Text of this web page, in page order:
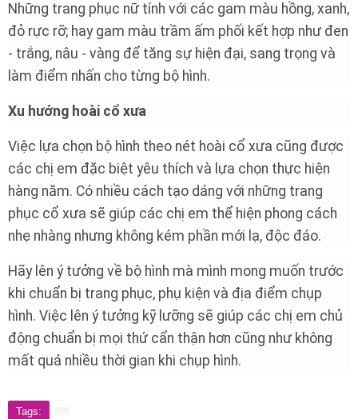
Những trang phục nữ tính với các gam màu hồng, xanh,
đỏ rực rỡ; hay gam màu trầm ấm phối kết hợp như đen
- trắng, nâu - vàng để tăng sự hiện đại, sang trọng và
làm điểm nhấn cho từng bộ hình.
Xu hướng hoài cổ xưa
Việc lựa chọn bộ hình theo nét hoài cổ xưa cũng được
các chị em đặc biệt yêu thích và lựa chọn thực hiện
hàng năm. Có nhiều cách tạo dáng với những trang
phục cổ xưa sẽ giúp các chị em thể hiện phong cách
nhẹ nhàng nhưng không kém phần mới lạ, độc đáo.
Hãy lên ý tưởng về bộ hình mà mình mong muốn trước
khi chuẩn bị trang phục, phụ kiện và địa điểm chụp
hình. Việc lên ý tưởng kỹ lưỡng sẽ giúp các chị em chủ
động chuẩn bị mọi thứ cẩn thận hơn cũng như không
mất quá nhiều thời gian khi chụp hình.
Tags: